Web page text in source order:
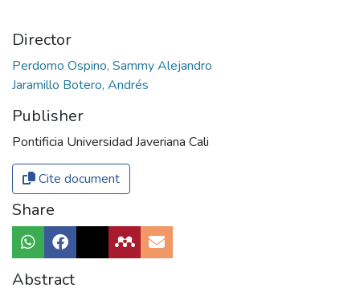
Director
Perdomo Ospino, Sammy Alejandro
Jaramillo Botero, Andrés
Publisher
Pontificia Universidad Javeriana Cali
Cite document
Share
Abstract